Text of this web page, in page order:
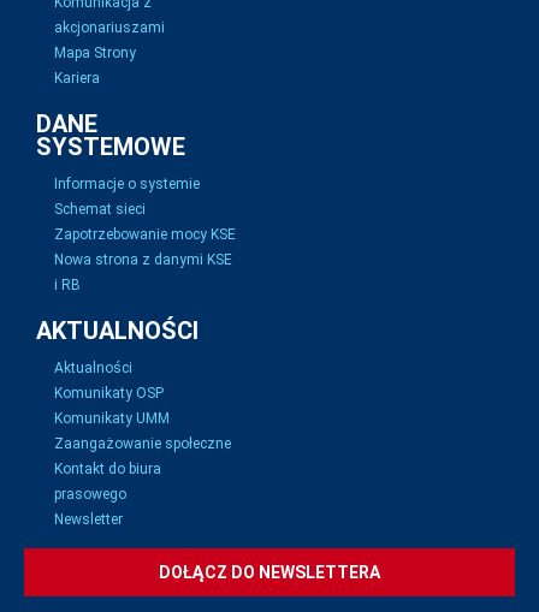
akcjonariuszami
Mapa Strony
Kariera
DANE
SYSTEMOWE
Informacje o systemie
Schemat sieci
Zapotrzebowanie mocy KSE
Nowa strona z danymi KSE
i RB
AKTUALNOŚCI
Aktualności
Komunikaty OSP
Komunikaty UMM
Zaangażowanie społeczne
Kontakt do biura
prasowego
Newsletter
DOŁĄCZ DO NEWSLETTERA